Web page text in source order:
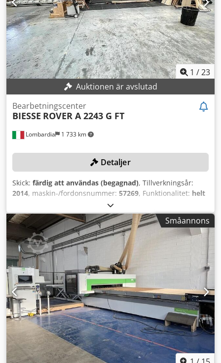
Arbetsgrupper (Övre) Nr. 20 oberoende vertikala
borrspindlar Nr. 8 oberoende horisontella borrspindlar Nr.
1 vertikal frässpindel HSK F63 (13,2 kW) Nr. 1 Cirkelsåg
Kantlimningsaggregat (lim Hot Melt) Kantmaterial (rullar)
tjocklek (min/max) mm 0,4 - 3 Kantmagasin för rullar (fack
Nr. 4) Dkodpfx Aey Nk R Ejgvor
1 /23
Auktionen är avslutad
Lombardia 1 733 km
Bearbetningscenter
BIESSE ROVER A 2243 G FT
Detaljer
Skick: färdig att användas (begagnad), Tillverkningsår:
2014, maskin-/fordonsnummer: 57269, Funktionalitet: helt
, rörelseavstånd X-axel:
rörelse:2 205 mm, kontrollermodell:NC 1000, TEKNISKA
DETALJER Arbetsområde X-axel: 4.300 mm Arbetsområde Y-
axel: 2.205 mm Vertikalspindel: 1 st, HSK F63
Verktygsväxlare: 8 positioner (huvud) Verktygsväxlare: 21
positioner (bakre, kedja) Borrhuvud: BH 20 Vertikala
spindlar på X-axel: 8 st Vertikala spindlar på Y-axel: 8 st
Horisontella spindlar på X-axel: 4 st Horisontella spindlar
på Y-axel: 4 st Sågenhet på X-axel: diameter 120 mm
Sågenhet på Y-axel: diameter 120 mm Djdpfx
Agsydkdgjvekr MASKINDETALJER Styrsystem: NC 1000
Mjukvara: Biesse Works Vikt: 400 kg UTRUSTNING FT
nestingsbord med hel yta Automatiskt inlassystem med
sidolyftbord Automatisk etikettmaskin för
streckkodsutskrift Automatiskt tryck- och
appliceringssystem för limetiketter Automatiskt
Småannons